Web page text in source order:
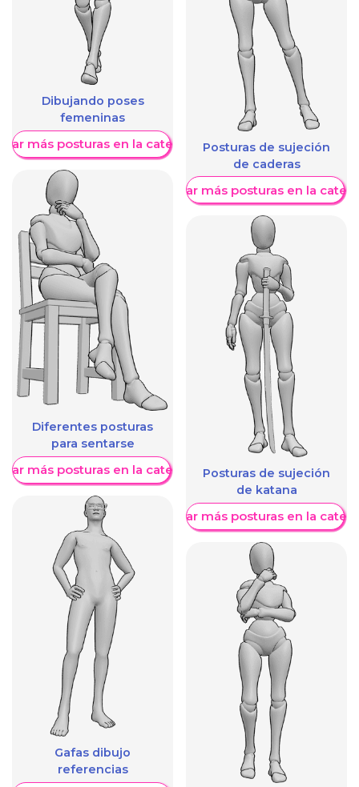
Dibujando poses
femeninas
más posturas en la categoría
Diferentes posturas
para sentarse
más posturas en la categoría
Gafas dibujo
referencias
Posturas de sujeción
de caderas
Mostrar más posturas en la
Posturas de sujeción
de katana
Mostrar más posturas en la